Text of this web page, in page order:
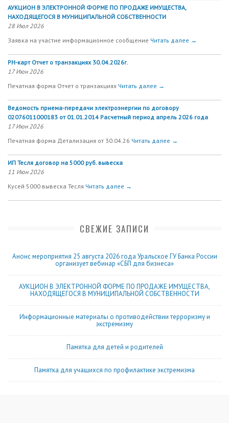
АУКЦИОН В ЭЛЕКТРОННОЙ ФОРМЕ ПО ПРОДАЖЕ ИМУЩЕСТВА,
НАХОДЯЩЕГОСЯ В МУНИЦИПАЛЬНОЙ СОБСТВЕННОСТИ
28 Июл 2026
Заявка на участие информационное сообщение Читать далее →
РН-карт Отчет о транзакциях 30.04.2026г.
17 Июн 2026
Печатная форма Отчет о транзакциях Читать далее →
Ведомость приема-передачи электроэнергии по договору
02076011000183 от 01.01.2014 Расчетный период апрель 2026 года
17 Июн 2026
Печатная форма Детализация от 30.04.26 Читать далее →
ИП Тесля договор на 5000 руб. вывеска
11 Июн 2026
Кусей 5000 вывеска Тесля Читать далее →
СВЕЖИЕ ЗАПИСИ
Анонс мероприятия 25 августа 2026 года Уральское ГУ Банка России
организует вебинар «СБП для бизнеса»
АУКЦИОН В ЭЛЕКТРОННОЙ ФОРМЕ ПО ПРОДАЖЕ ИМУЩЕСТВА,
НАХОДЯЩЕГОСЯ В МУНИЦИПАЛЬНОЙ СОБСТВЕННОСТИ
Информационные материалы о противодействии терроризму и
экстремизму
Памятка для детей и родителей
Памятка для учащихся по профилактике экстремизма